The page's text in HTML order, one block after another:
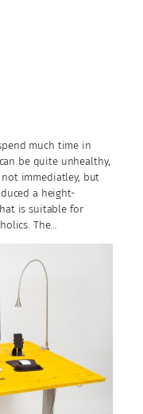
much time in
be quite unhealthy,
not immediatley, but
a height-
is suitable for
The…